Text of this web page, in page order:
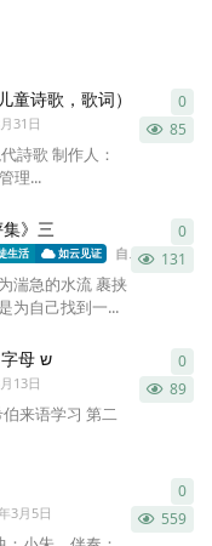
诗歌，歌词）
31日 85
詩歌 制作人：
理...
0
》三
生活 如云见证 自拍同吟 发布
131
湍急的水流 裹挟
为自己找到一...
0
学听唱 · 学希伯来语 ~ 第二十一课 字母 ש
13日 89
0
3月5日 559
0